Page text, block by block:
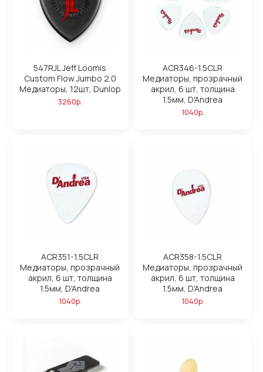
547RJL Jeff Loomis
Custom Flow Jumbo 2.0
Медиаторы, 12шт, Dunlop
3260р.
ACR346-1.5CLR
Медиаторы, прозрачный
акрил, 6 шт, толщина
1.5мм, D'Andrea
1040р.
ACR351-1.5CLR
Медиаторы, прозрачный
акрил, 6 шт, толщина
1.5мм, D'Andrea
1040р.
ACR358-1.5CLR
Медиаторы, прозрачный
акрил, 6 шт, толщина
1.5мм, D'Andrea
1040р.